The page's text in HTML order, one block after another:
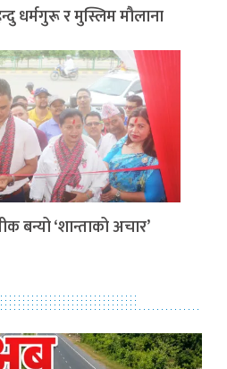
धर्मगुरू र मुस्लिम मौलाना
बन्यो ‘शान्ताको अचार’